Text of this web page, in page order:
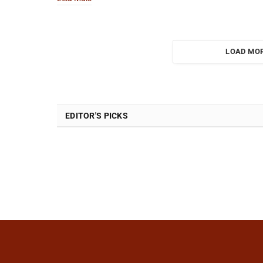
LOAD
EDITOR'S PICKS